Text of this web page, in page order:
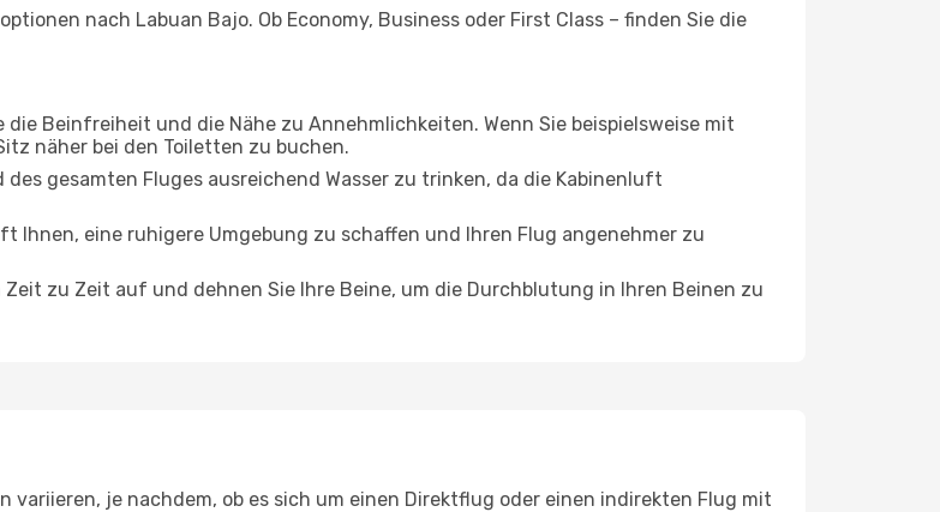
nach Labuan Bajo. Ob Economy, Business oder First Class – finden Sie die
die Beinfreiheit und die Nähe zu Annehmlichkeiten. Wenn Sie beispielsweise mit
näher bei den Toiletten zu buchen.
gesamten Fluges ausreichend Wasser zu trinken, da die Kabinenluft
Ihnen, eine ruhigere Umgebung zu schaffen und Ihren Flug angenehmer zu
Zeit zu Zeit auf und dehnen Sie Ihre Beine, um die Durchblutung in Ihren Beinen zu
variieren, je nachdem, ob es sich um einen Direktflug oder einen indirekten Flug mit